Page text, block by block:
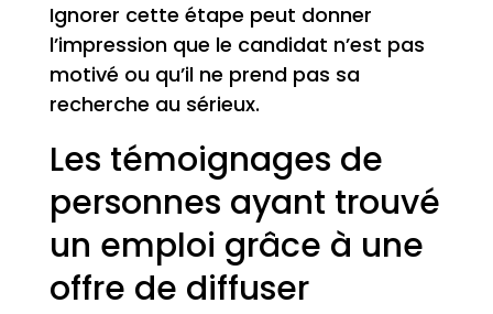
Ignorer cette étape peut donner
l’impression que le candidat n’est pas
motivé ou qu’il ne prend pas sa
recherche au sérieux.
Les témoignages de
personnes ayant trouvé
un emploi grâce à une
offre de diffuser